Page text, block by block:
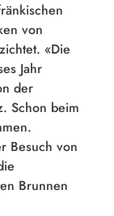
von
«Die
Jahr
der
Schon beim
Besuch von
Brunnen